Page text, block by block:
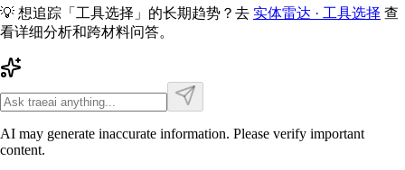
💡 想追踪「 工具选择 」的长期趋势？去 实体雷达 · 工具选择 查
看详细分析和跨材料问答。
AI may generate inaccurate information. Please verify important
content.